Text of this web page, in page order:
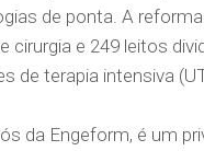
de ponta. A
cirurgia e 249 leitos
de terapia intensiva
da Engeform, é um